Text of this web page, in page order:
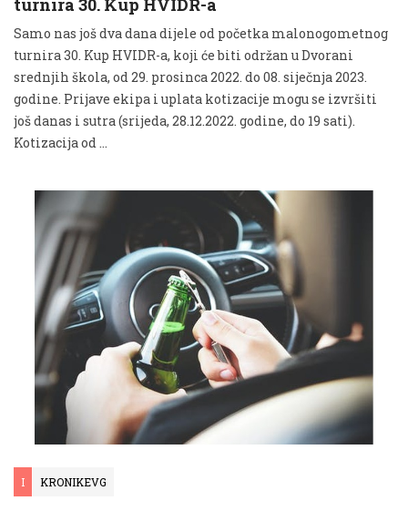
turnira 30. Kup HVIDR-a
Samo nas još dva dana dijele od početka malonogometnog
turnira 30. Kup HVIDR-a, koji će biti održan u Dvorani
srednjih škola, od 29. prosinca 2022. do 08. siječnja 2023.
godine. Prijave ekipa i uplata kotizacije mogu se izvršiti
još danas i sutra (srijeda, 28.12.2022. godine, do 19 sati).
Kotizacija od …
I KRONIKEVG